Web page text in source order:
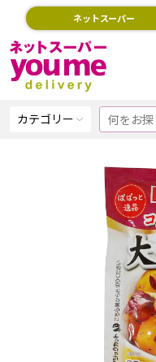
ネットスーパー
カテゴリー